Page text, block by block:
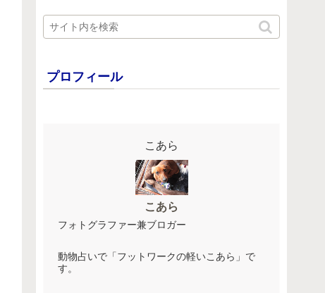
プロフィール
こあら
こあら
フォトグラファー兼ブロガー
動物占いで「フットワークの軽いこあら」で
す。